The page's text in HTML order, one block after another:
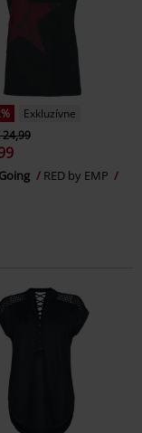
Exkluzívne
24,99
RED by EMP